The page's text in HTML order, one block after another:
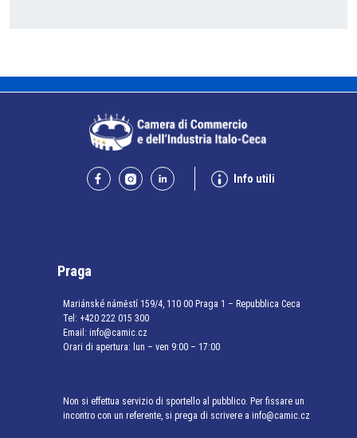
Info utili
Praga
Mariánské náměstí 159/4, 110 00 Praga 1 – Repubblica Ceca
Tel: +420 222 015 300
Email: info@camic.cz
Orari di apertura: lun – ven 9:00 – 17:00
Non si effettua servizio di sportello al pubblico. Per fissare un
incontro con un referente, si prega di scrivere a info@camic.cz